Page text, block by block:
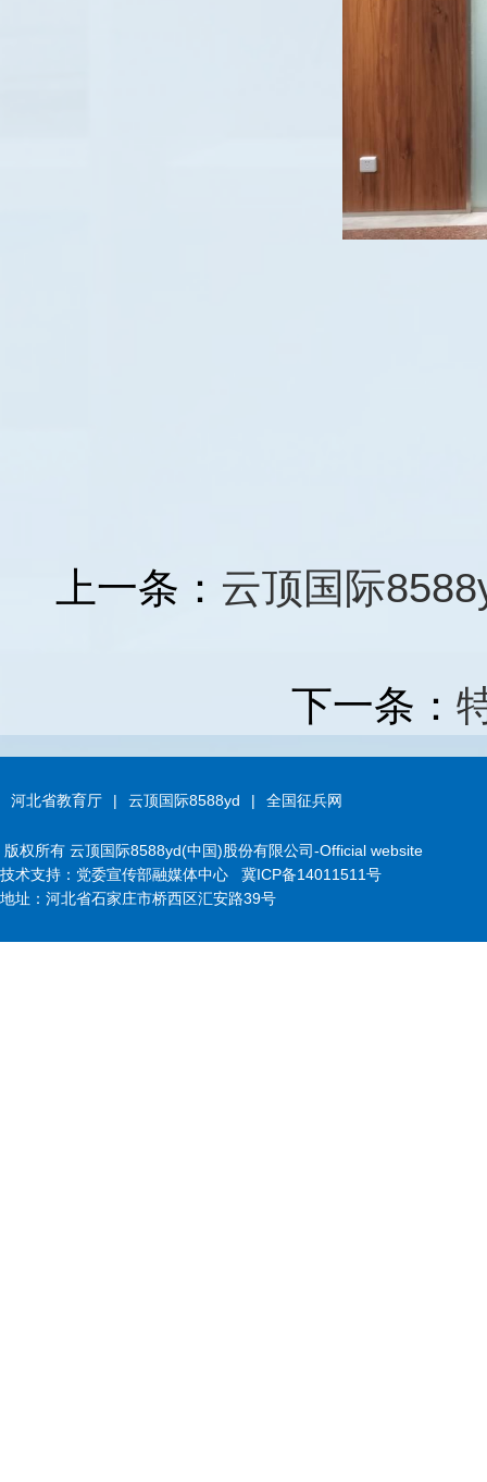
上一条： 云顶国际
下一条：
河北省教育厅 | 云顶国际8588yd | 全国征兵网
版权所有 云顶国际8588yd(中国)股份有限公司-Official website
技术支持：党委宣传部融媒体中心 冀ICP备14011511号
地址：河北省石家庄市桥西区汇安路39号